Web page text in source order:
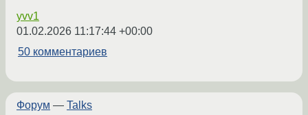
yvv1
01.02.2026 11:17:44 +00:00
50 комментариев
Форум — Talks